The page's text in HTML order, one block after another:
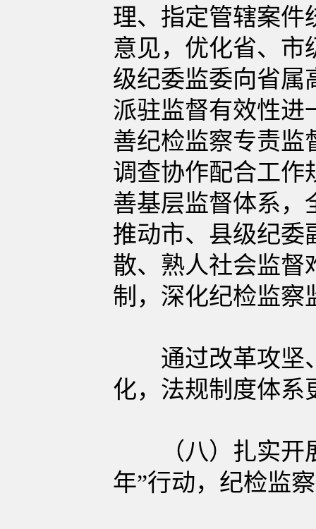
理、指定管辖案件
意见，优化省、市
级纪委监委向省属
派驻监督有效性进
善纪检监察专责监
调查协作配合工作
善基层监督体系，
推动市、县级纪委
散、熟人社会监督
制，深化纪检监察
通过改革攻坚、
化，法规制度体系
（八）扎实开展
年”行动，纪检监